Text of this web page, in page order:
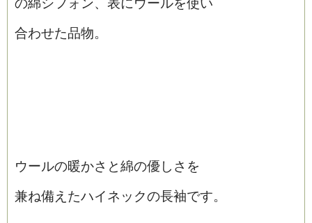
合わせた品物。
ウールの暖かさと綿の優しさを
兼ね備えたハイネックの長袖です。